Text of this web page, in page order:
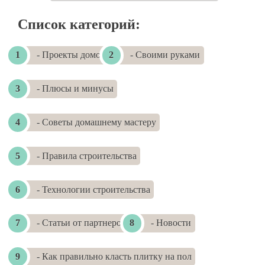
Список категорий:
- Проекты домов - Своими руками
- Плюсы и минусы
- Советы домашнему мастеру
- Правила строительства
- Технологии строительства
- Статьи от партнеров - Новости
- Как правильно класть плитку на пол